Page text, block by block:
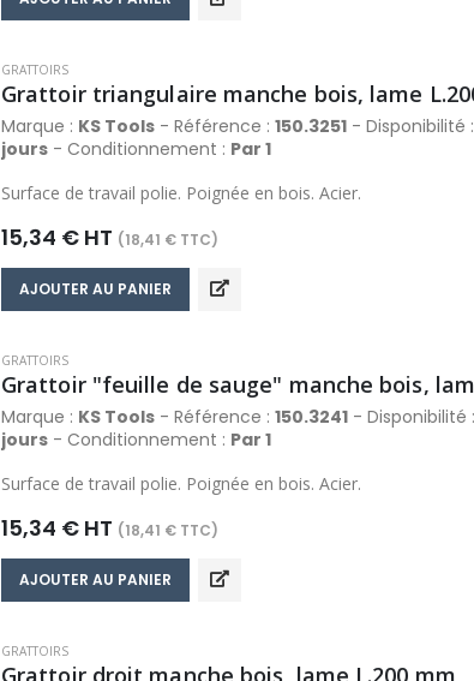
GRATTOIRS
Grattoir triangulaire manche bois, lame
Marque : KS Tools - Référence : 150.3251 - Disponibilité :
jours - Conditionnement : Par 1
Surface de travail polie. Poignée en bois. Acier.
15,34 € HT (18,41 € TTC)
AJOUTER AU PANIER
GRATTOIRS
Grattoir "feuille de sauge" manche bois,
Marque : KS Tools - Référence : 150.3241 - Disponibilité :
jours - Conditionnement : Par 1
Surface de travail polie. Poignée en bois. Acier.
15,34 € HT (18,41 € TTC)
AJOUTER AU PANIER
GRATTOIRS
Grattoir droit manche bois, lame L.200 mm